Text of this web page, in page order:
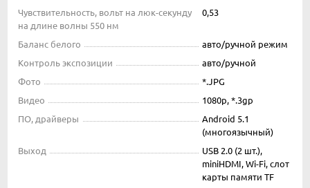
Чувствительность, вольт на люк-секунду
на длине волны 550 нм
0,53
Баланс белого
авто/ручной режим
Контроль экспозиции
авто/ручной
Фото
*.JPG
Видео
1080p, *.3gp
ПО, драйверы
Android 5.1
(многоязычный)
Выход
USB 2.0 (2 шт.),
miniHDMI, Wi-Fi, слот
карты памяти TF